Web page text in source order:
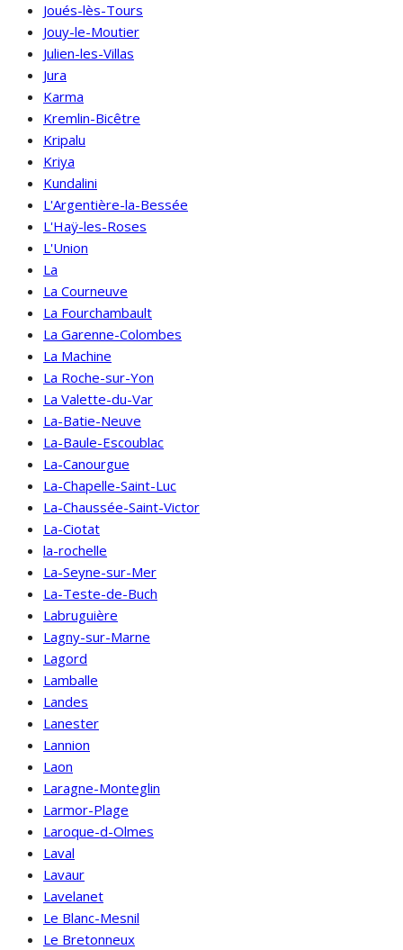
Joués-lès-Tours
Jouy-le-Moutier
Julien-les-Villas
Jura
Karma
Kremlin-Bicêtre
Kripalu
Kriya
Kundalini
L'Argentière-la-Bessée
L'Haÿ-les-Roses
L'Union
La
La Courneuve
La Fourchambault
La Garenne-Colombes
La Machine
La Roche-sur-Yon
La Valette-du-Var
La-Batie-Neuve
La-Baule-Escoublac
La-Canourgue
La-Chapelle-Saint-Luc
La-Chaussée-Saint-Victor
La-Ciotat
la-rochelle
La-Seyne-sur-Mer
La-Teste-de-Buch
Labruguière
Lagny-sur-Marne
Lagord
Lamballe
Landes
Lanester
Lannion
Laon
Laragne-Monteglin
Larmor-Plage
Laroque-d-Olmes
Laval
Lavaur
Lavelanet
Le Blanc-Mesnil
Le Bretonneux